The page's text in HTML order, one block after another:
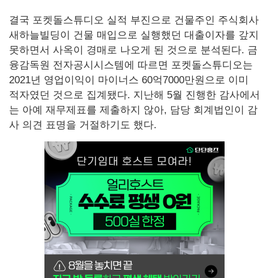
결국 포켓돌스튜디오 실적 부진으로 건물주인 주식회사
새하늘빌딩이 건물 매입으로 실행했던 대출이자를 갚지
못하면서 사옥이 경매로 나오게 된 것으로 분석된다. 금
융감독원 전자공시시스템에 따르면 포켓돌스튜디오는
2021년 영업이익이 마이너스 60억7000만원으로 이미
적자였던 것으로 집계됐다. 지난해 5월 진행한 감사에서
는 아예 재무제표를 제출하지 않아, 담당 회계법인이 감
사 의견 표명을 거절하기도 했다.